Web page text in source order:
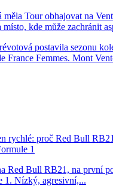
měla Tour obhajovat na
místo, kde může zachránit
postavila sezonu
France Femmes. Mont
rychlé: proč Red Bull
1
Red Bull RB21, na první
1. Nízký, agresivní,...